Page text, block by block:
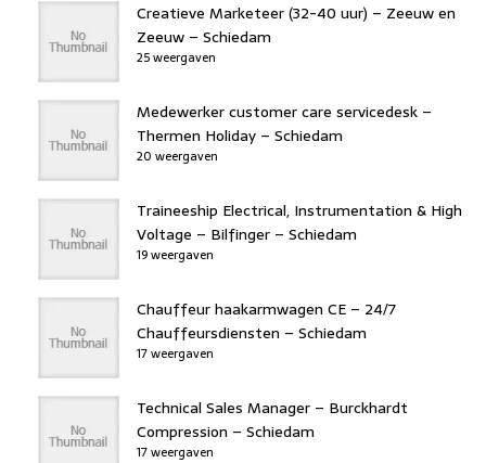
Creatieve Marketeer (32-40 uur) – Zeeuw en
Zeeuw – Schiedam
25 weergaven
Medewerker customer care servicedesk –
Thermen Holiday – Schiedam
20 weergaven
Traineeship Electrical, Instrumentation & High
Voltage – Bilfinger – Schiedam
19 weergaven
Chauffeur haakarmwagen CE – 24/7
Chauffeursdiensten – Schiedam
17 weergaven
Technical Sales Manager – Burckhardt
Compression – Schiedam
17 weergaven